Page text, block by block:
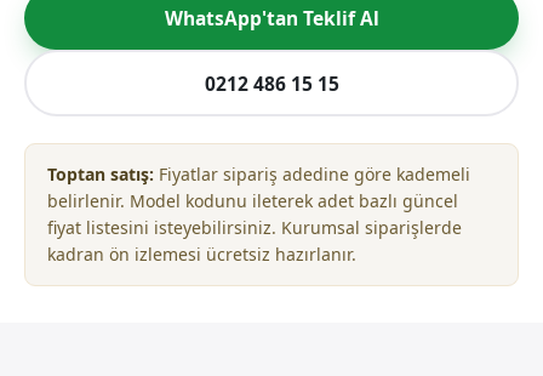
WhatsApp'tan Teklif Al
0212 486 15 15
Toptan satış: Fiyatlar sipariş adedine göre kademeli
belirlenir. Model kodunu ileterek adet bazlı güncel
fiyat listesini isteyebilirsiniz. Kurumsal siparişlerde
kadran ön izlemesi ücretsiz hazırlanır.